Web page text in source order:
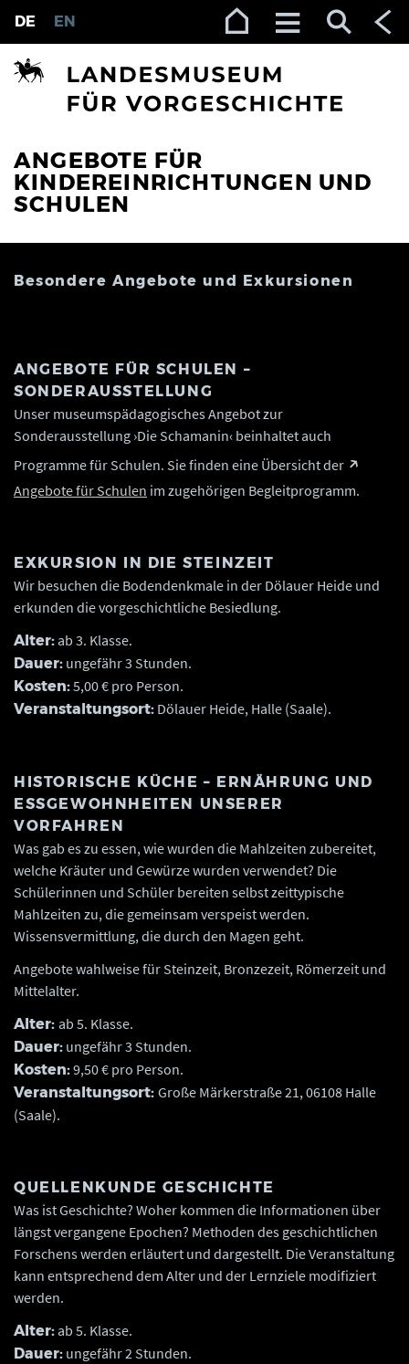
Zur Navigation (Enter)
Zum Inhalt (Enter)
Zum Footer (Enter)
ANGEBOTE FÜR
KINDEREINRICHTUNGEN UND
SCHULEN
DE EN
Besondere Angebote und Exkursionen
ANGEBOTE FÜR SCHULEN –
SONDERAUSSTELLUNG
Unser museumspädagogisches Angebot zur
Sonderausstellung ›Die Schamanin‹ beinhaltet auch
Programme für Schulen. Sie finden eine Übersicht der
Angebote für Schulen im zugehörigen Begleitprogramm.
EXKURSION IN DIE STEINZEIT
Wir besuchen die Bodendenkmale in der Dölauer Heide und
erkunden die vorgeschichtliche Besiedlung.
Alter:ab 3. Klasse.
Dauer: ungefähr 3 Stunden.
Kosten:5,00 € pro Person.
Veranstaltungsort: Dölauer Heide, Halle (Saale).
HISTORISCHE KÜCHE – ERNÄHRUNG UND
ESSGEWOHNHEITEN UNSERER
VORFAHREN
Was gab es zu essen, wie wurden die Mahlzeiten zubereitet,
welche Kräuter und Gewürze wurden verwendet? Die
Schülerinnen und Schüler bereiten selbst zeittypische
Mahlzeiten zu, die gemeinsam verspeist werden.
Wissensvermittlung, die durch den Magen geht.
Angebote wahlweise für Steinzeit, Bronzezeit, Römerzeit und
Mittelalter.
Alter: ab 5. Klasse.
Dauer: ungefähr 3 Stunden.
Kosten:9,50 € pro Person.
Veranstaltungsort: Große Märkerstraße 21, 06108 Halle
(Saale).
QUELLENKUNDE GESCHICHTE
Was ist Geschichte? Woher kommen die Informationen über
längst vergangene Epochen? Methoden des geschichtlichen
Forschens werden erläutert und dargestellt. Die Veranstaltung
kann entsprechend dem Alter und der Lernziele modifiziert
werden.
Alter:ab 5. Klasse.
Dauer: ungefähr 2 Stunden.